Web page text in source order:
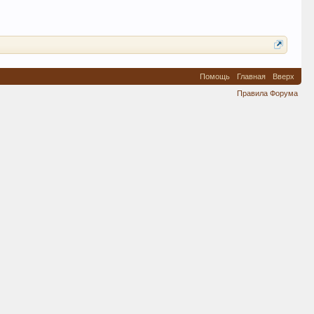
Помощь Главная
Вверх
Правила Форума